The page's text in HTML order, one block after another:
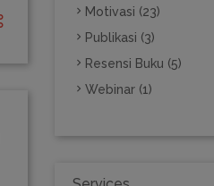
Motivasi (23)
Publikasi (3)
Resensi Buku (5)
Webinar (1)